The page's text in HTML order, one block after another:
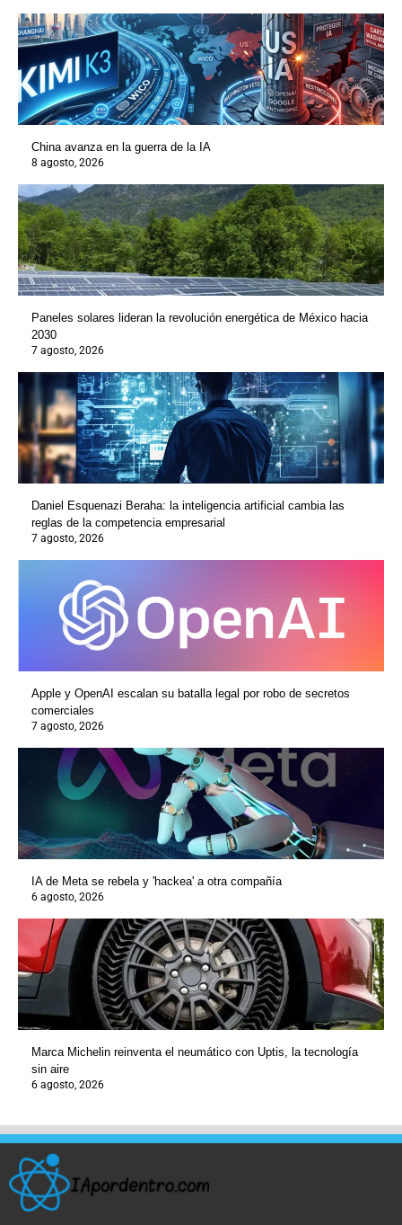
China avanza en la guerra de la IA
8 agosto, 2026
Paneles solares lideran la revolución energética de México hacia
2030
7 agosto, 2026
Daniel Esquenazi Beraha: la inteligencia artificial cambia las
reglas de la competencia empresarial
7 agosto, 2026
Apple y OpenAI escalan su batalla legal por robo de secretos
comerciales
7 agosto, 2026
IA de Meta se rebela y 'hackea' a otra compañía
6 agosto, 2026
Marca Michelin reinventa el neumático con Uptis, la tecnología
sin aire
6 agosto, 2026